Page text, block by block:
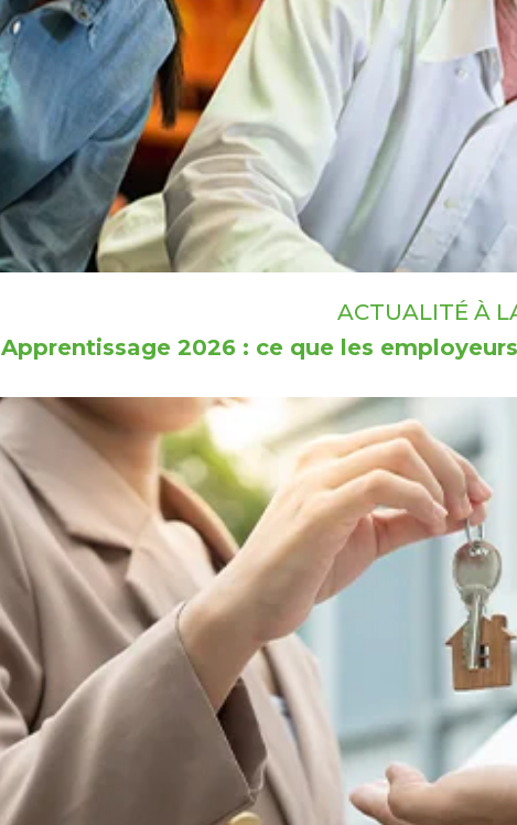
ACTUALITÉ À
Apprentissage 2026 : ce que les